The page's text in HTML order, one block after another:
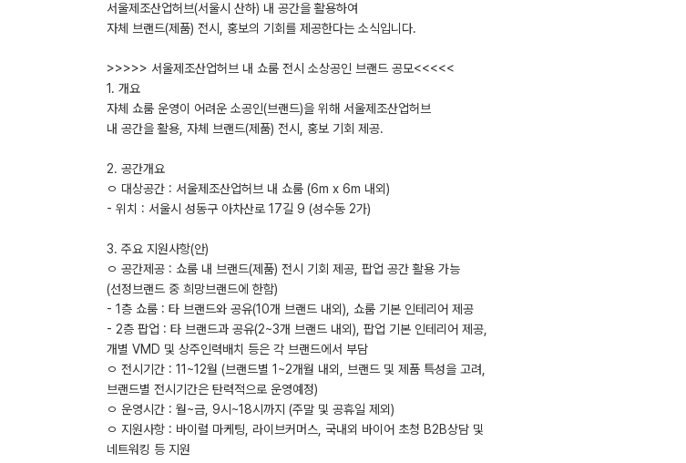
서울제조산업허브(서울시 산하) 내 공간을 활용하여
자체 브랜드(제품) 전시, 홍보의 기회를 제공한다는 소식입니다.
>>>>> 서울제조산업허브 내 쇼룸 전시 소상공인 브랜드 공모<<<<<
1. 개요
자체 쇼룸 운영이 어려운 소공인(브랜드)을 위해 서울제조산업허브
내 공간을 활용, 자체 브랜드(제품) 전시, 홍보 기회 제공.
2. 공간개요
ㅇ 대상공간 : 서울제조산업허브 내 쇼룸 (6m x 6m 내외)
- 위치 : 서울시 성동구 아차산로 17길 9 (성수동 2가)
3. 주요 지원사항(안)
ㅇ 공간제공 : 쇼룸 내 브랜드(제품) 전시 기회 제공, 팝업 공간 활용 가능
(선정브랜드 중 희망브랜드에 한함)
- 1층 쇼룸 : 타 브랜드와 공유(10개 브랜드 내외), 쇼룸 기본 인테리어 제공
- 2층 팝업 : 타 브랜드과 공유(2~3개 브랜드 내외), 팝업 기본 인테리어 제공,
개별 VMD 및 상주인력배치 등은 각 브랜드에서 부담
ㅇ 전시기간 : 11~12월 (브랜드별 1~2개월 내외, 브랜드 및 제품 특성을 고려,
브랜드별 전시기간은 탄력적으로 운영예정)
ㅇ 운영시간 : 월~금, 9시~18시까지 (주말 및 공휴일 제외)
ㅇ 지원사항 : 바이럴 마케팅, 라이브커머스, 국내외 바이어 초청 B2B상담 및
네트워킹 등 지원